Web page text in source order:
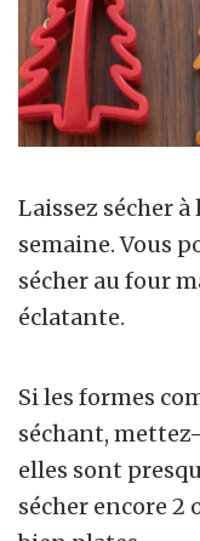
Laissez sécher
semaine. Vous
sécher au four
éclatante.
Si les formes
séchant,
elles sont
sécher encore 2